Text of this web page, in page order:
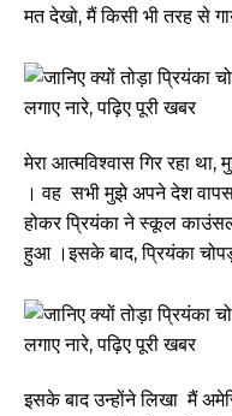
मत देखो, मैं किसी भी तरह से
मेरा आत्मविश्वास गिर रहा
। वह सभी मुझे अपने देश
होकर प्रियंका ने स्कूल
हुआ ।इसके बाद, प्रियंका
इसके बाद उन्होंने लिखा मैं